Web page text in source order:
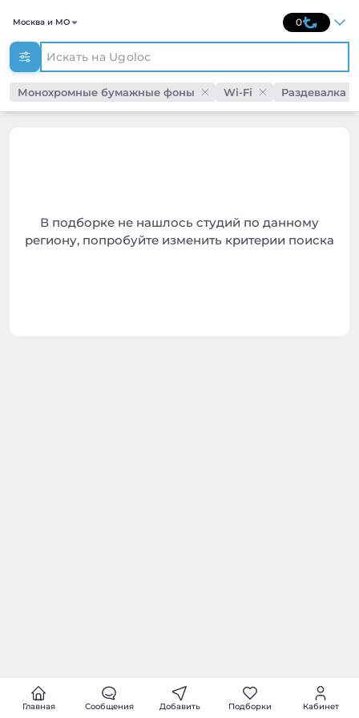
Москва и МО 0
Монохромные бумажные фоны Wi-Fi Раздевалка
В подборке не нашлось студий по данному
региону, попробуйте изменить критерии поиска
Главная Сообщения Добавить Подборки Кабинет